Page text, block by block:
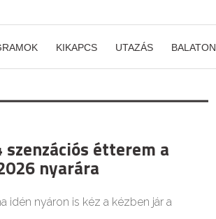
KIKAPCS UTAZÁS BALATON
étterem a
nyarára
idén nyáron is kéz a kézben jár a